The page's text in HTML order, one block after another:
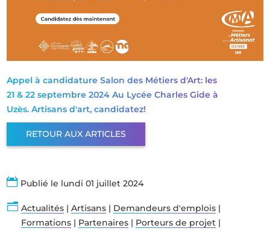
Appel à candidature Salon des Métiers d'Art: les
21 & 22 septembre 2024 Au Lycée Charles Gide à
Uzès. Artisans d'art, candidatez!
RETOUR AUX ARTICLES
 Publié le lundi 01 juillet 2024
n Actualités| Artisans| Demandeurs d'emplois|
Formations| Partenaires| Porteurs de projet|